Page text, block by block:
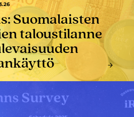
Suomalaisten
taloustilanne